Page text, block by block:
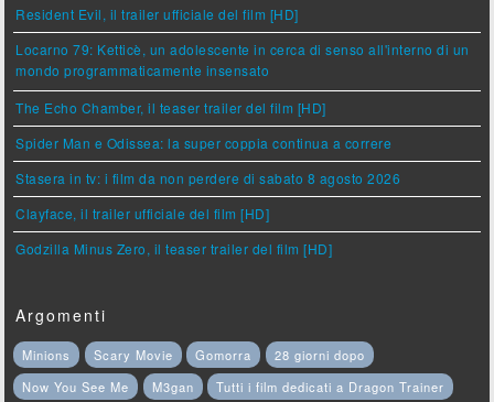
Resident Evil, il trailer ufficiale del film [HD]
Locarno 79: Ketticè, un adolescente in cerca di senso all'interno di un
mondo programmaticamente insensato
The Echo Chamber, il teaser trailer del film [HD]
Spider Man e Odissea: la super coppia continua a correre
Stasera in tv: i film da non perdere di sabato 8 agosto 2026
Clayface, il trailer ufficiale del film [HD]
Godzilla Minus Zero, il teaser trailer del film [HD]
Argomenti
Minions Scary Movie Gomorra
28 giorni dopo
Now You See Me
M3gan
Tutti i film dedicati a Dragon Trainer